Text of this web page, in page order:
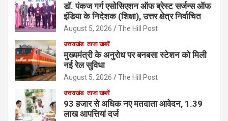
डॉ. पंकज गर्ग एसोसिएशन ऑफ ब्रेस्ट सर्जन्स ऑफ
इंडिया के निदेशक (शिक्षा), उत्तर क्षेत्र निर्वाचित
August 5, 2026 The Hill Post
उत्तराखंड ताजा खबरें
मुख्यमंत्री के अनुरोध पर बनबसा स्टेशन को मिली
नई रेल सुविधा
August 5, 2026 The Hill Post
उत्तराखंड ताजा खबरें
93 हजार से अधिक नए मतदाता आवेदन, 1.39
लाख आपत्तियां दर्ज